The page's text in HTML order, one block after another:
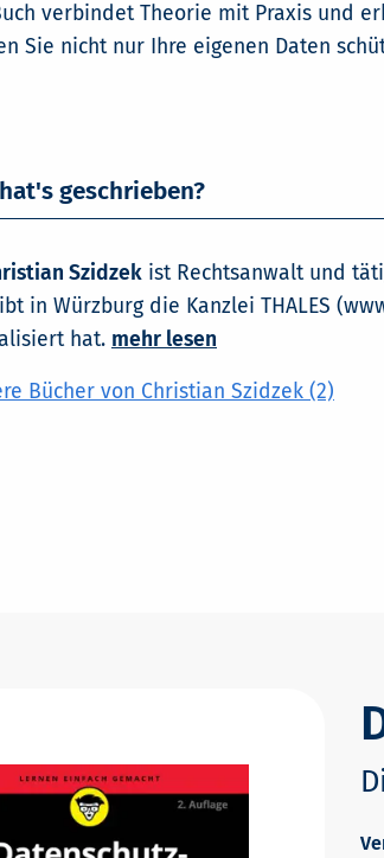
verbindet Theorie mit Praxis und
Sie nicht nur Ihre eigenen Daten
geschrieben?
Szidzekist Rechtsanwalt und
in Würzburg die Kanzlei THALES
hat. mehr lesen
Bücher von Christian Szidzek (2)